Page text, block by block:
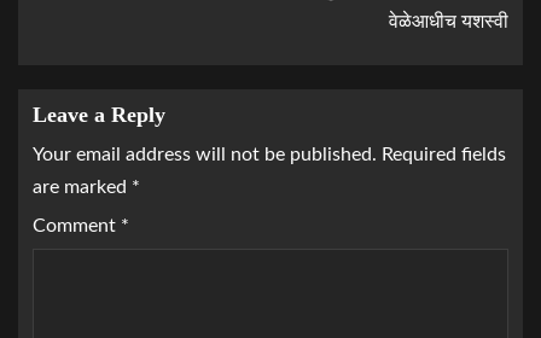
वेळेआधीच यशस्वी
Leave a Reply
Your email address will not be published. Required fields
are marked *
Comment *